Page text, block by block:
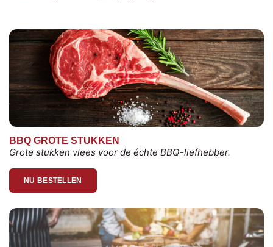
BBQ GROTE STUKKEN
Grote stukken vlees voor de échte BBQ-liefhebber.
NU BESTELLEN